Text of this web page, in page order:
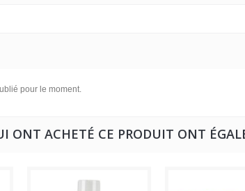
pour le moment.
ONT ACHETÉ CE PRODUIT ONT